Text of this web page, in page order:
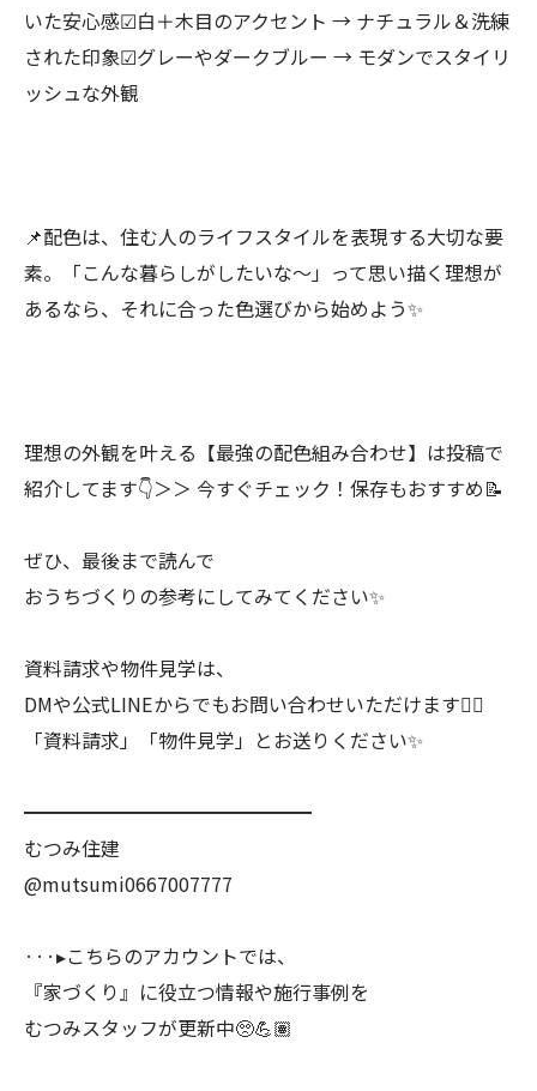
いた安心感☑白＋木目のアクセント → ナチュラル＆洗練
された印象☑グレーやダークブルー → モダンでスタイリ
ッシュな外観
📌配色は、住む人のライフスタイルを表現する大切な要
素。「こんな暮らしがしたいな〜」って思い描く理想が
あるなら、それに合った色選びから始めよう✨
理想の外観を叶える【最強の配色組み合わせ】は投稿で
紹介してます👇＞＞ 今すぐチェック！保存もおすすめ📝
ぜひ、最後まで読んで
おうちづくりの参考にしてみてください✨
資料請求や物件見学は、
DMや公式LINEからでもお問い合わせいただけます💁‍♀️
「資料請求」「物件見学」とお送りください✨
━━━━━━━━━━━━━━━
むつみ住建
@mutsumi0667007777
···▸こちらのアカウントでは、
『家づくり』に役立つ情報や施行事例を
むつみスタッフが更新中🥺💪🏽